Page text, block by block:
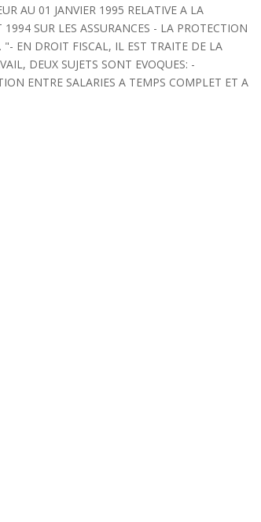
AU 01 JANVIER 1995 RELATIVE A LA
SUR LES ASSURANCES - LA PROTECTION
EN DROIT FISCAL, IL EST TRAITE DE LA
DEUX SUJETS SONT EVOQUES: -
ENTRE SALARIES A TEMPS COMPLET ET A